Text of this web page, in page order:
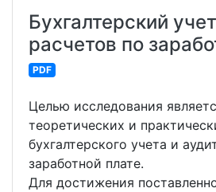
Бухгалтерский
расчетов по
PDF
Целью исследования
теоретических и
бухгалтерского учета и
заработной плате.
Для достижения